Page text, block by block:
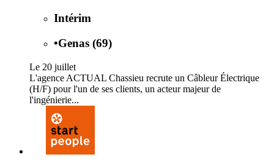
Intérim
•Genas (69)
Le 20 juillet
L'agence ACTUAL Chassieu recrute un Câbleur Électrique
(H/F) pour l'un de ses clients, un acteur majeur de
l'ingénierie...